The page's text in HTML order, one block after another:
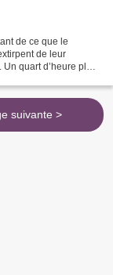
de ce que le
de leur
quart d’heure plus
suivante >